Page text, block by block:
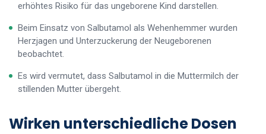
erhöhtes Risiko für das ungeborene Kind darstellen.
Beim Einsatz von Salbutamol als Wehenhemmer wurden
Herzjagen und Unterzuckerung der Neugeborenen
beobachtet.
Es wird vermutet, dass Salbutamol in die Muttermilch der
stillenden Mutter übergeht.
Wirken unterschiedliche Dosen